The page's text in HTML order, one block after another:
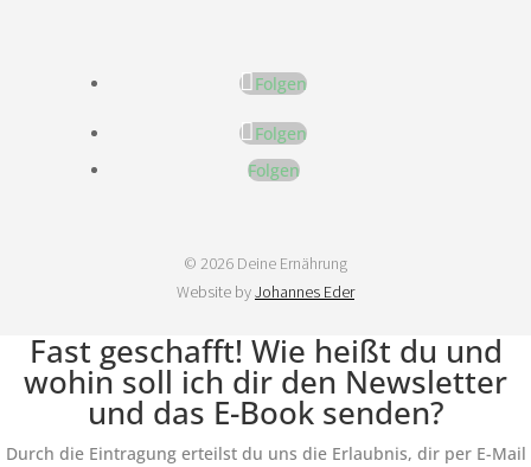
Folgen
Folgen
Folgen
© 2026 Deine Ernährung
Website byJohannes Eder
Fast geschafft! Wie heißt du und
wohin soll ich dir den Newsletter
und das E-Book senden?
Durch die Eintragung erteilst du uns die Erlaubnis, dir per E-Mail